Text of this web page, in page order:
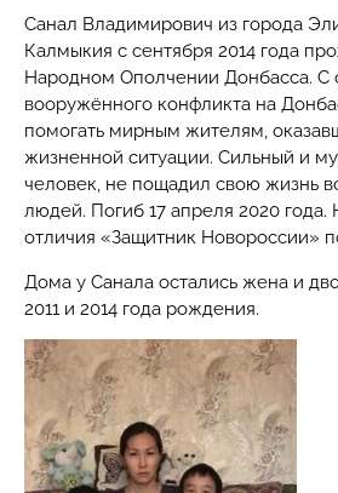
Санал Владимирович из города
Калмыкия с сентября 2014 года
Народном Ополчении Донбасса. С
вооружённого конфликта на
помогать мирным жителям,
жизненной ситуации. Сильный и
человек, не пощадил свою жизнь
людей. Погиб 17 апреля 2020 года.
отличия «Защитник Новороссии»
Дома у Санала остались жена и
2011 и 2014 года рождения.